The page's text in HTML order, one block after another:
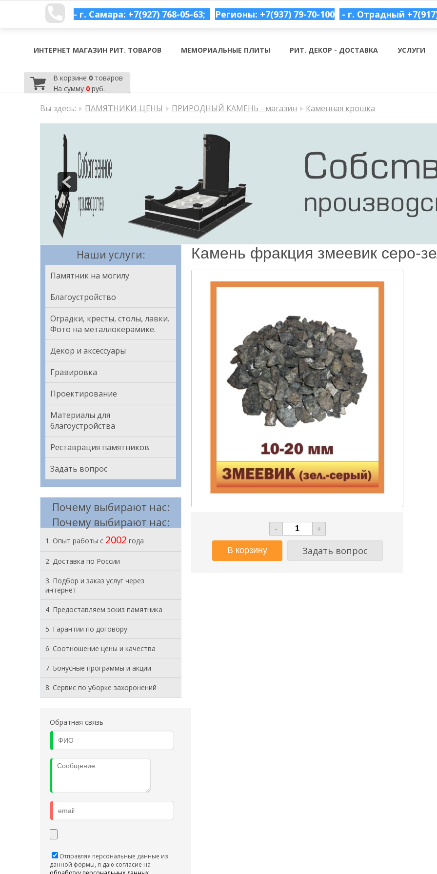
- г. Самара: +7(927) 768-05-63; Регионы: +7(937) 79-70-100 - г. Отрадный
ИНТЕРНЕТ МАГАЗИН РИТ. ТОВАРОВ МЕМОРИАЛЬНЫЕ ПЛИТЫ РИТ. ДЕКОР - ДОСТАВКА УСЛУГИ
В корзине 0товаров
На сумму 0руб.
Вы здесь: ПАМЯТНИКИ-ЦЕНЫ ПРИРОДНЫЙ КАМЕНЬ - магазин Каменная крошка
Наши услуги:
Памятник на могилу
Благоустройство
Оградки, кресты, столы, лавки.
Фото на металлокерамике.
Декор и аксессуары
Гравировка
Проектирование
Материалы для
благоустройства
Реставрация памятников
Задать вопрос
Почему выбирают нас:
Почему выбирают нас:
1. Опыт работы с 2002 года
2. Доставка по России
3. Подбор и заказ услуг через
интернет
4. Предоставляем эскиз памятника
5. Гарантии по договору
6. Соотношение цены и качества
7. Бонусные программы и акции
8. Cервис по уборке захоронений
Обратная связь
Отправляя персональные данные из
данной формы, я даю согласие на
Камень фракция змеевик серо-
-
+
Задать вопрос